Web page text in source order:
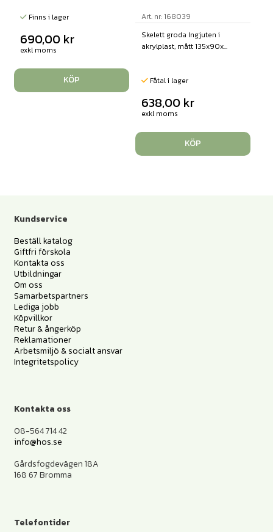
Finns i lager
690,00 kr
exkl moms
KÖP
Art. nr: 168039
Skelett groda Ingjuten i
akrylplast, mått 135x90x...
Fåtal i lager
638,00 kr
exkl moms
KÖP
Kundservice
Beställ katalog
Giftfri förskola
Kontakta oss
Utbildningar
Om oss
Samarbetspartners
Lediga jobb
Köpvillkor
Retur & ångerköp
Reklamationer
Arbetsmiljö & socialt ansvar
Integritetspolicy
Kontakta oss
08-564 714 42
info@hos.se
Gårdsfogdevägen 18A
168 67 Bromma
Telefontider